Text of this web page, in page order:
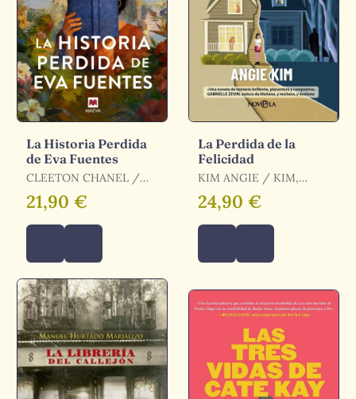
La Historia Perdida
de Eva Fuentes
CLEETON CHANEL /
CHANEL CLEETON
21,90 €
La Perdida de la
Felicidad
KIM ANGIE / KIM,
ANGIE
24,90 €